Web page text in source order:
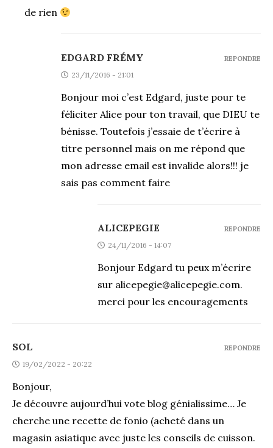
de rien
EDGARD FRÉMY
23/11/2016 - 21:01
Bonjour moi c’est Edgard, juste pour te
féliciter Alice pour ton travail, que DIEU te
bénisse. Toutefois j’essaie de t’écrire à
titre personnel mais on me répond que
mon adresse email est invalide alors!!! je
sais pas comment faire
REPONDRE
ALICEPEGIE
24/11/2016 - 14:07
Bonjour Edgard tu peux m’écrire
sur alicepegie@alicepegie.com.
merci pour les encouragements
REPONDRE
SOL
19/02/2022 - 20:22
Bonjour,
Je découvre aujourd’hui vote blog génialissime… Je
cherche une recette de fonio (acheté dans un
magasin asiatique avec juste les conseils de cuisson.
REPONDRE